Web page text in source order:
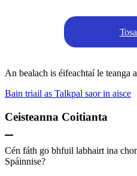
An bealach is éifeachtaí le teanga
Bain triail as Talkpal saor in aisce
Ceisteanna Coitianta
Cén fáth go bhfuil labhairt ina
Spáinnise?